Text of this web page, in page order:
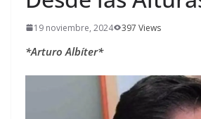
19 noviembre, 2024 397 Views
*Arturo Albíter*